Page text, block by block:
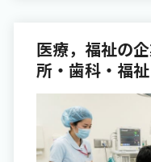
医療，福祉の
所・歯科・福